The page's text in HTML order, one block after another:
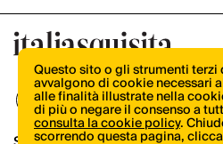
Questo sito o gli strumenti
avvalgono di cookie necessari
alle finalità illustrate nella
di più o negare il consenso a
consulta la cookie policy.
scorrendo questa pagina,